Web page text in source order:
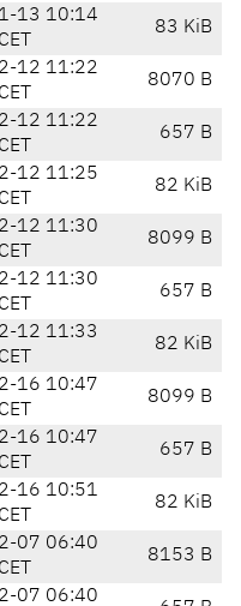
13 10:14
CET
83 KiB
12 11:22
CET
8070 B
12 11:22
CET
657 B
12 11:25
CET
82 KiB
12 11:30
CET
8099 B
12 11:30
CET
657 B
12 11:33
CET
82 KiB
16 10:47
CET
8099 B
16 10:47
CET
657 B
16 10:51
CET
82 KiB
07 06:40
CET
8153 B
07 06:40